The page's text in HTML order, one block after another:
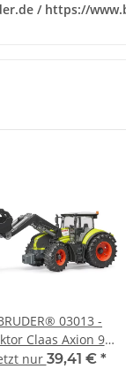
/ https://
03013 -
Claas Axion 950
mit Frontlader
nur 39,41 € *